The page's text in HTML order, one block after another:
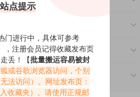
站点提示
门进行中，具体可参考
，注册会员记得收藏发布页
丢！【批量搬运容易被封
狐或谷歌浏览器访问，个别
法访问）。网址发布页：
入收藏夹）。请使用正规邮